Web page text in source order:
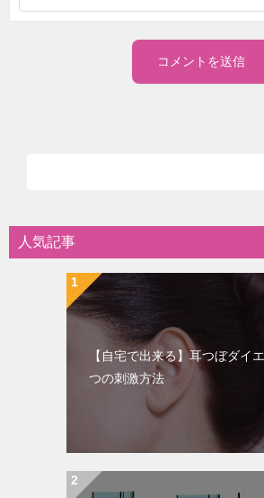
人気記事
【自宅で出来る】耳つぼダイ
つの刺激方法